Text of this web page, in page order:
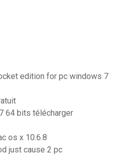
edition for pc windows 7
64 bits télécharger
os x 10.6.8
just cause 2 pc